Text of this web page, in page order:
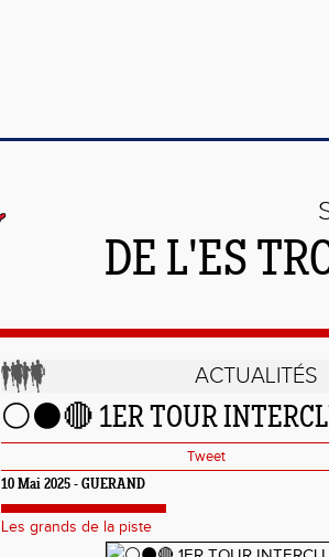
DE L'ES
ACTUALITÉS
⚪️⚫️🔴 1ER TOUR
Tweet
10 Mai 2025 - GUERAND
Les grands de la piste